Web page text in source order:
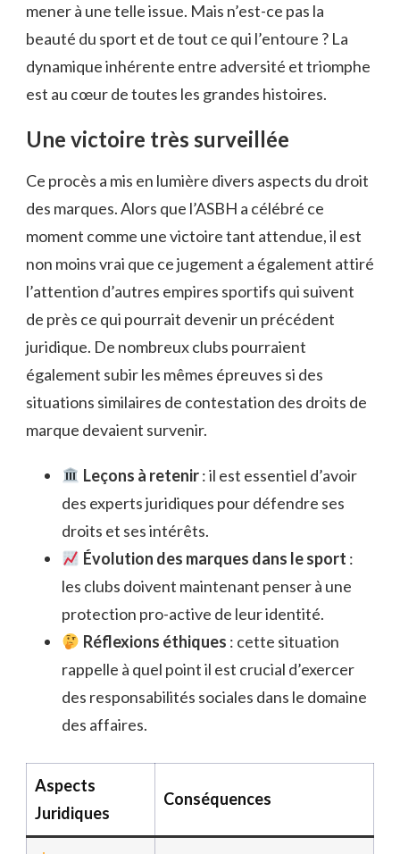
mener à une telle issue. Mais n’est-ce pas la
beauté du sport et de tout ce qui l’entoure ? La
dynamique inhérente entre adversité et triomphe
est au cœur de toutes les grandes histoires.
Une victoire très surveillée
Ce procès a mis en lumière divers aspects du droit
des marques. Alors que l’ASBH a célébré ce
moment comme une victoire tant attendue, il est
non moins vrai que ce jugement a également attiré
l’attention d’autres empires sportifs qui suivent
de près ce qui pourrait devenir un précédent
juridique. De nombreux clubs pourraient
également subir les mêmes épreuves si des
situations similaires de contestation des droits de
marque devaient survenir.
Leçons à retenir: il est essentiel d’avoir
des experts juridiques pour défendre ses
droits et ses intérêts.
Évolution des marques dans le sport :
les clubs doivent maintenant penser à une
protection pro-active de leur identité.
Réflexions éthiques : cette situation
rappelle à quel point il est crucial d’exercer
des responsabilités sociales dans le domaine
des affaires.
Aspects
Juridiques
Conséquences